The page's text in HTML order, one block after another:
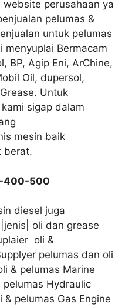
perusahaan ya
pelumas &
untuk pelumas
menyuplai Bermacam
BP, Agip Eni, ArChine,
Oil, dupersol,
Untuk
sigap dalam
mesin baik
berat.
400-500
diesel juga
oli dan grease
oli &
pelumas dan oli
& pelumas Marine
Hydraulic
pelumas Gas Engine